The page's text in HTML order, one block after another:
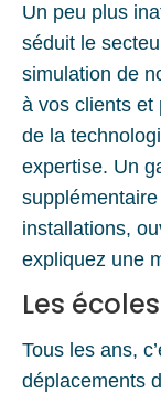
Un peu plus
séduit le
simulation de
à vos clients et
de la
expertise. Un
installations,
expliquez une
Les écoles
Tous les ans,
déplacements